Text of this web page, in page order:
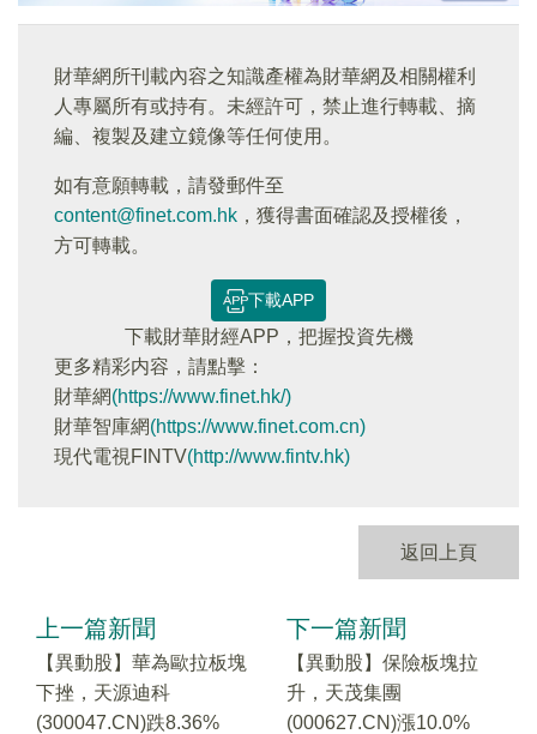
財華網所刊載內容之知識產權為財華網及相關權利
人專屬所有或持有。未經許可，禁止進行轉載、摘
編、複製及建立鏡像等任何使用。
如有意願轉載，請發郵件至
content@finet.com.hk ，獲得書面確認及授權後，
方可轉載。
下載APP
下載財華財經APP，把握投資先機
更多精彩内容，請點擊：
財華網(https://www.finet.hk/)
財華智庫網(https://www.finet.com.cn)
現代電視FINTV(http://www.fintv.hk)
返回上頁
上一篇新聞
【異動股】華為歐拉板塊
下挫，天源迪科
(300047.CN)跌8.36%
下一篇新聞
【異動股】保險板塊拉
升，天茂集團
(000627.CN)漲10.0%